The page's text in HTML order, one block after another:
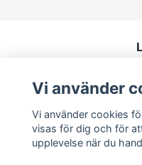
Vi använder
Vi använder cookies
visas för dig och för
upplevelse när du